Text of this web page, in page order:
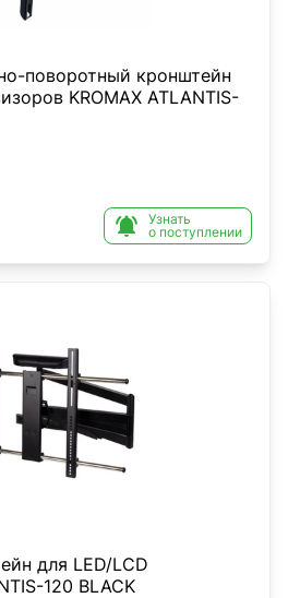
поворотный кронштейн
KROMAX ATLANTIS-

Узнать
о поступлении
для LED/LCD
120 BLACK